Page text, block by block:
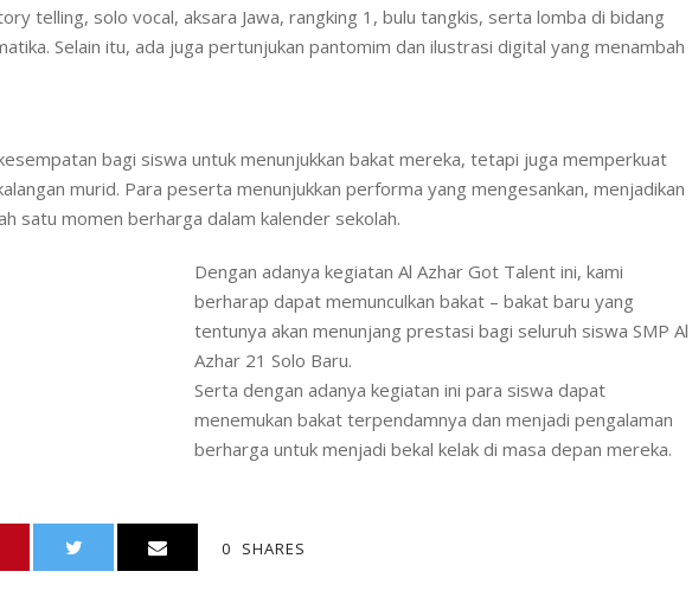
telling, solo vocal, aksara Jawa, rangking 1, bulu tangkis, serta lomba di bidang
Selain itu, ada juga pertunjukan pantomim dan ilustrasi digital yang menambah
bagi siswa untuk menunjukkan bakat mereka, tetapi juga memperkuat
murid. Para peserta menunjukkan performa yang mengesankan, menjadikan
satu momen berharga dalam kalender sekolah.
Dengan adanya kegiatan Al Azhar Got Talent ini, kami
berharap dapat memunculkan bakat – bakat baru yang
tentunya akan menunjang prestasi bagi seluruh siswa SMP Al
Azhar 21 Solo Baru.
Serta dengan adanya kegiatan ini para siswa dapat
menemukan bakat terpendamnya dan menjadi pengalaman
berharga untuk menjadi bekal kelak di masa depan mereka.
0 SHARES